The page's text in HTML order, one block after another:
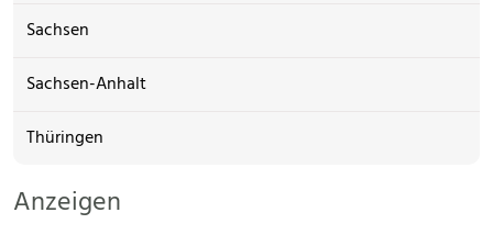
Sachsen
Sachsen-Anhalt
Thüringen
Anzeigen